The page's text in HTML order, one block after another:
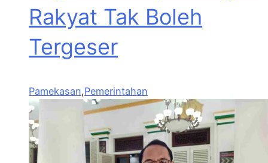
Rakyat Tak Boleh
Tergeser
Pamekasan,Pemerintahan